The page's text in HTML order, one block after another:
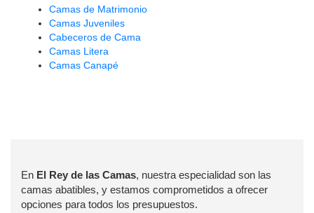
Camas de Matrimonio
Camas Juveniles
Cabeceros de Cama
Camas Litera
Camas Canapé
En El Rey de las Camas, nuestra especialidad son las
camas abatibles, y estamos comprometidos a ofrecer
opciones para todos los presupuestos.